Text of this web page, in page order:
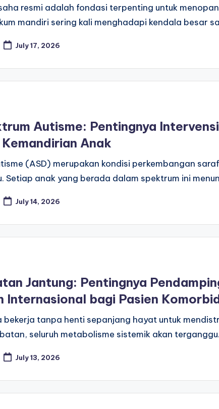
resmi adalah fondasi terpenting untuk
mandiri sering kali menghadapi kendala besar
July 17, 2026
Autisme: Pentingnya
Anak
(ASD) merupakan kondisi perkembangan
Setiap anak yang berada dalam spektrum ini
July 14, 2026
Jantung: Pentingnya
Internasional bagi Pasien
bekerja tanpa henti sepanjang hayat untuk
seluruh metabolisme sistemik akan
July 13, 2026